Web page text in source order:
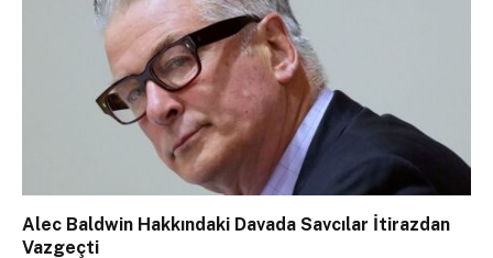
Alec Baldwin Hakkındaki Davada Savcılar İtirazdan
Vazgeçti